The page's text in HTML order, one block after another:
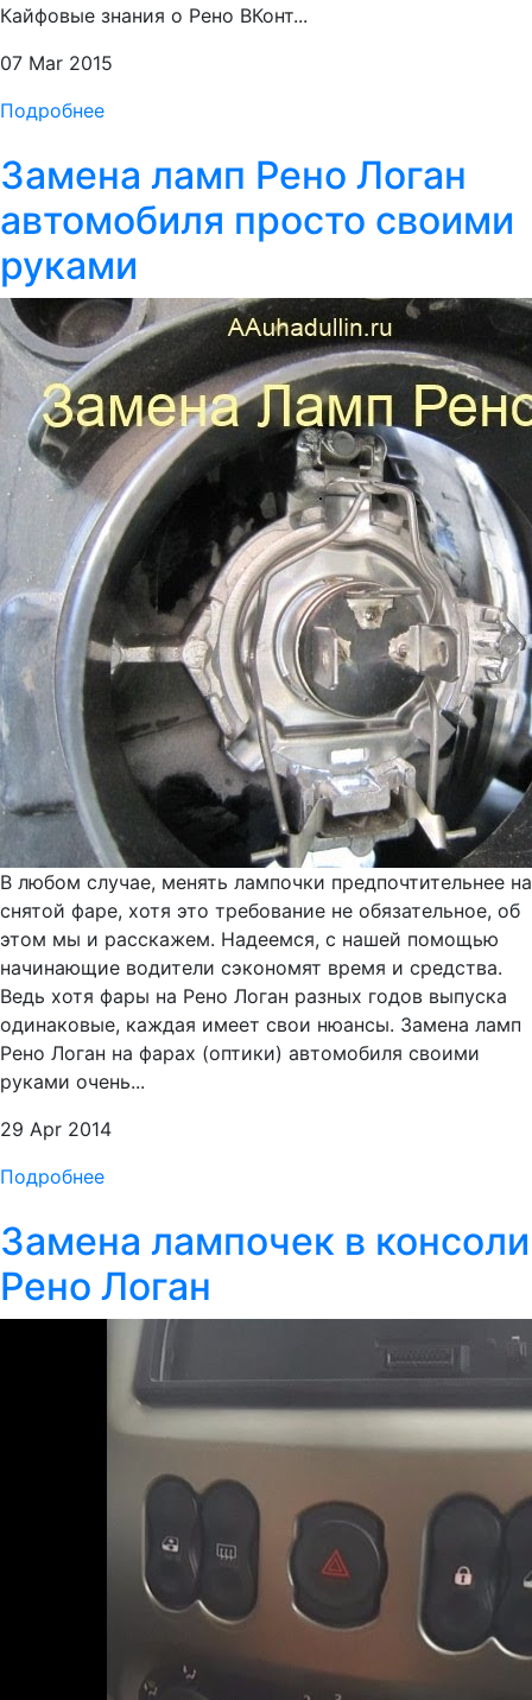
Кайфовые знания о Рено ВКонт...
07 Mar 2015
Подробнее
Замена ламп Рено Логан
автомобиля просто своими
руками
В любом случае, менять лампочки предпочтительнее на
снятой фаре, хотя это требование не обязательное, об
этом мы и расскажем. Надеемся, с нашей помощью
начинающие водители сэкономят время и средства.
Ведь хотя фары на Рено Логан разных годов выпуска
одинаковые, каждая имеет свои нюансы. Замена ламп
Рено Логан на фарах (оптики) автомобиля своими
руками очень...
29 Apr 2014
Подробнее
Замена лампочек в консоли
Рено Логан